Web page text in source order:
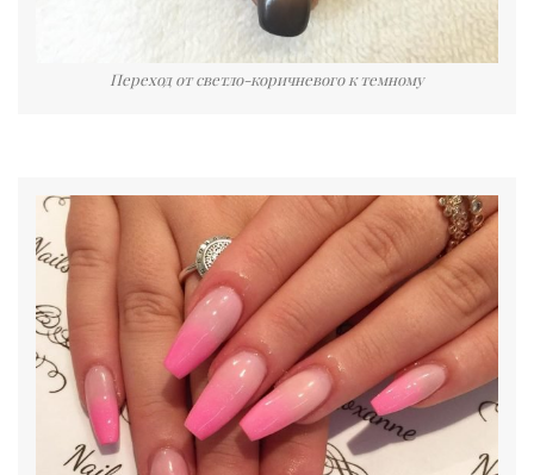
Переход от светло-коричневого к темному